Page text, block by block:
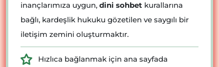
inançlarımıza uygun, dini sohbet kurallarına
bağlı, kardeşlik hukuku gözetilen ve saygılı bir
iletişim zemini oluşturmaktır.
Hızlıca bağlanmak için ana sayfada